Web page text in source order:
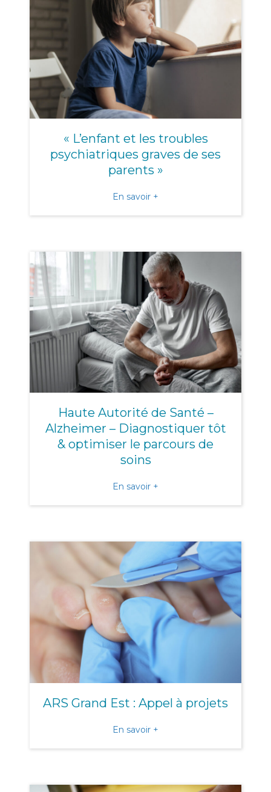
« L’enfant et les troubles
psychiatriques graves de ses
parents »
En savoir +
Haute Autorité de Santé –
Alzheimer – Diagnostiquer tôt
& optimiser le parcours de
soins
En savoir +
ARS Grand Est : Appel à projets
En savoir +